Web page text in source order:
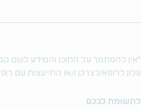
*אין להסתמך על התוכן והמידע לשם
עלון לרופא/לצרכן ו/או התייעצות עם
לתשומת לבכם